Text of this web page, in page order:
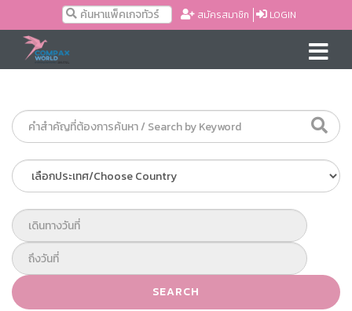
สมัครสมาชิก LOGIN
SEARCH